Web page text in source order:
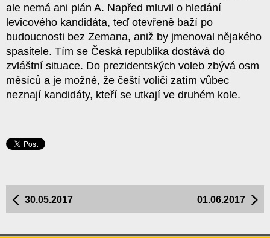
ale nemá ani plán A. Napřed mluvil o hledání
levicového kandidáta, teď otevřeně baží po
budoucnosti bez Zemana, aniž by jmenoval nějakého
spasitele. Tím se Česká republika dostává do
zvláštní situace. Do prezidentských voleb zbývá osm
měsíců a je možné, že čeští voliči zatím vůbec
neznají kandidáty, kteří se utkají ve druhém kole.
01.06.2017
30.05.2017